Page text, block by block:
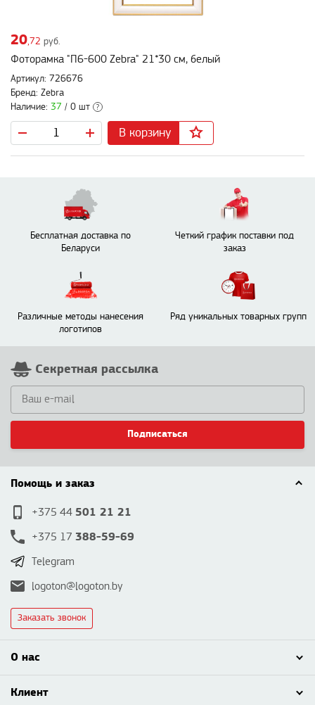
20 ,72 руб.
Фоторамка "П6-600 Zebra" 21*30 см, белый
Артикул: 726676
Бренд: Zebra
Наличие: 37 / 0 шт ?
В корзину
Бесплатная доставка по
Беларуси
Четкий график поставки под
заказ
Различные методы нанесения
логотипов
Ряд уникальных товарных групп
Секретная рассылка
Подписаться
Помощь и заказ
+375 44 501 21 21
+375 17 388-59-69
Telegram
logoton@logoton.by
Заказать звонок
О нас
Клиент